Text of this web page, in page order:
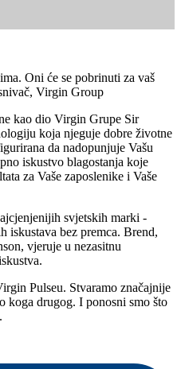
Oni će se pobrinuti za vaš
Virgin Group
kao dio Virgin Grupe Sir
koja njeguje dobre životne
da nadopunjuje Vašu
iskustvo blagostanja koje
za Vaše zaposlenike i Vaše
svjetskih marki -
iskustava bez premca. Brend,
vjeruje u nezasitnu
Pulseu. Stvaramo značajnije
koga drugog. I ponosni smo što